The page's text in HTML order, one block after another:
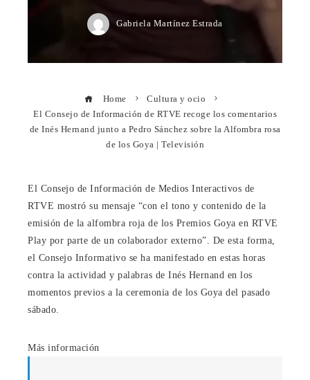
Gabriela Martínez Estrada
Home
Cultura y ocio
El Consejo de Información de RTVE recoge los comentarios
de Inés Hernand junto a Pedro Sánchez sobre la Alfombra rosa
de los Goya | Televisión
El Consejo de Información de Medios Interactivos de
RTVE mostró su mensaje “con el tono y contenido de la
emisión de la alfombra roja de los Premios Goya en RTVE
Play por parte de un colaborador externo”. De esta forma,
el Consejo Informativo se ha manifestado en estas horas
contra la actividad y palabras de Inés Hernand en los
momentos previos a la ceremonia de los Goya del pasado
sábado.
Más información